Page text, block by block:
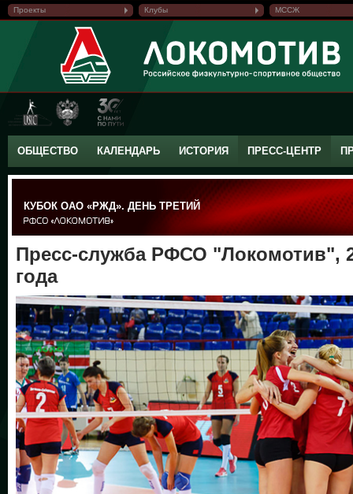
Проекты Клубы МССЖ
ОБЩЕСТВО КАЛЕНДАРЬ ИСТОРИЯ ПРЕСС-ЦЕНТР
КУБОК ОАО «РЖД». ДЕНЬ ТРЕТИЙ
Пресс-служба РФСО "Локомотив",
года